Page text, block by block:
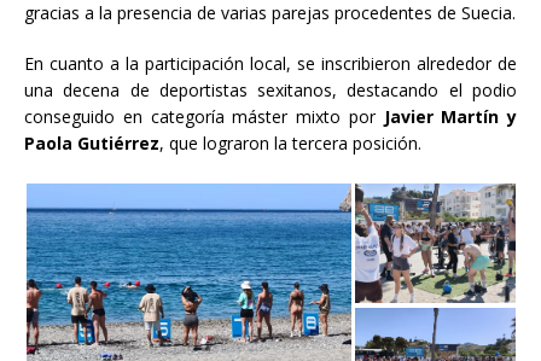
gracias a la presencia de varias parejas procedentes de Suecia.
En cuanto a la participación local, se inscribieron alrededor de
una decena de deportistas sexitanos, destacando el podio
conseguido en categoría máster mixto por Javier Martín y
Paola Gutiérrez, que lograron la tercera posición.